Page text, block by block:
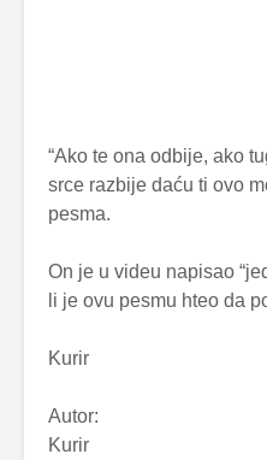
“Ako te ona odbije, ako
srce razbije daću ti ovo
pesma.
On je u videu napisao
li je ovu pesmu hteo da
Kurir
Autor:
Kurir